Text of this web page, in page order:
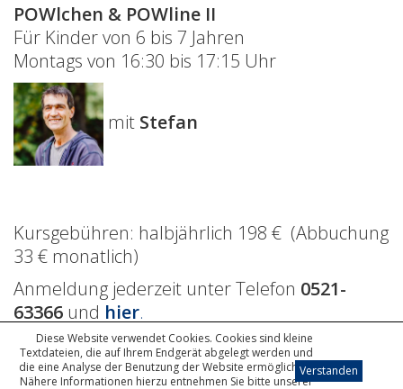
Diese Website verwendet Cookies. Cookies sind kleine
Textdateien, die auf Ihrem Endgerät abgelegt werden und
die eine Analyse der Benutzung der Website ermöglichen.
Nähere Informationen hierzu entnehmen Sie bitte unserer
Verstanden
POWlchen & POWline II
Für Kinder von 6 bis 7 Jahren
Montags von 16:30 bis 17:15 Uhr
mit Stefan
Kursgebühren: halbjährlich 198 € (Abbuchung
33 € monatlich)
Anmeldung jederzeit unter Telefon 0521-
63366 und hier.
(05 21) 6 33 66
info@musikschule-pow.de